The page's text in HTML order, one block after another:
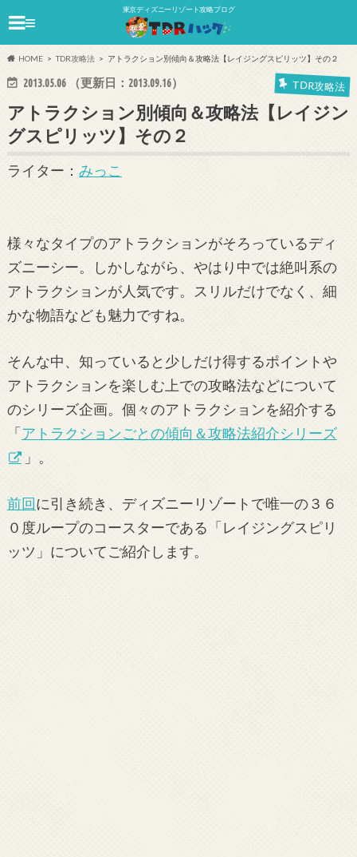
東京ディズニーリゾート攻略ブログ
≡
HOME TDR攻略法 アトラクション別傾向＆攻略法【レイジングスピリッツ】その２
2013.05.06（更新日： 2013.09.16） TDR攻略法
アトラクション別傾向＆攻略法【レイジン
グスピリッツ】その２
ライター： みっこ
様々なタイプのアトラクションがそろっているディ
ズニーシー。しかしながら、やはり中では絶叫系の
アトラクションが人気です。スリルだけでなく、細
かな物語なども魅力ですね。
そんな中、知っていると少しだけ得するポイントや
アトラクションを楽しむ上での攻略法などについて
のシリーズ企画。個々のアトラクションを紹介する
「アトラクションごとの傾向＆攻略法紹介シリーズ
」。
前回に引き続き、ディズニーリゾートで唯一の３６
０度ループのコースターである「レイジングスピリ
ッツ」についてご紹介します。